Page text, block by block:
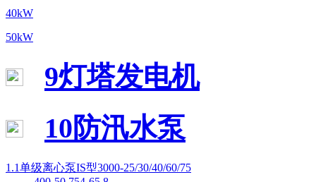
40kW
50kW
9灯塔发电机
10防汛水泵
1.1单级离心泵IS型3000-25/30/40/60/75